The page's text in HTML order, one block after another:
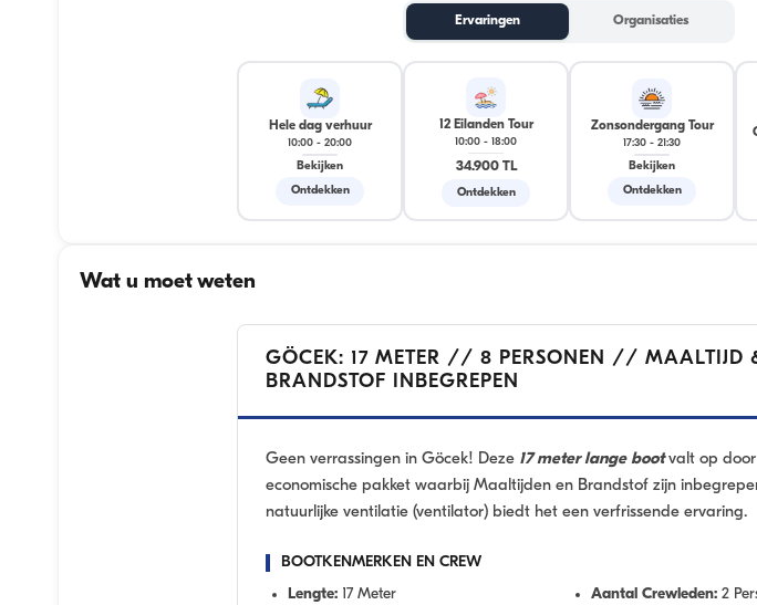
Ervaringen Organisaties
Hele dag verhuur
10:00 - 20:00
Bekijken
Ontdekken
12 Eilanden Tour
10:00 - 18:00
34.900 TL
Ontdekken
Zonsondergang Tour
17:30 - 21:30
Bekijken
Ontdekken
Wat u moet weten
GÖCEK: 17 METER // 8 PERSONEN // MAALTIJD
BRANDSTOF INBEGREPEN
Geen verrassingen in Göcek! Deze 17 meter lange bootvalt op door
economische pakket waarbij Maaltijden en Brandstof zijn
natuurlijke ventilatie (ventilator) biedt het een verfrissende ervaring.
BOOTKENMERKEN EN CREW
Lengte: 17 Meter
Aantal Crewleden: 2